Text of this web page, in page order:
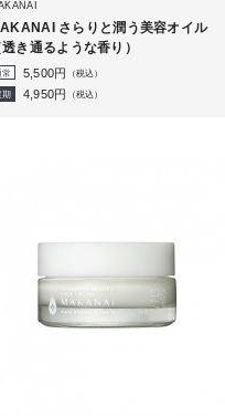
さらりと潤う美容オイル
透き通るような香り）
常 5,500円
（税込）
期
4,950円 （税込）